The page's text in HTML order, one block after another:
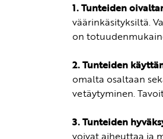
1. Tunteiden
väärinkäsityksiltä.
on
2. Tunteiden
omalta osaltaan
vetäytyminen.
3. Tunteiden